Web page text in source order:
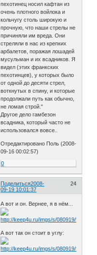
пехотинец носил кафтан из
очень плотного войлока и
кольчугу столь широкую и
прочную, что наши стрелы не
причиняли им вреда. Они
стреляли в нас из крепких
арбалетов, поражая лошадей
мусульман и их всадников. Я
видел (этих франкских
пехотинцев), у которых было
от одной до десяти стрел,
воткнутых в спину, и которые
продолжали путь как обычно,
не ломая строй."
Другое дело гамбезон
всадника, который часто не
использовался вовсе..
Отредактировано Поль (2008-
09-16 00:02:57)
0
Поделиться 24
2008-
09-19 10:01:37
А вот и он. Вернее, я в нём...
А вот так он стоит в углу: